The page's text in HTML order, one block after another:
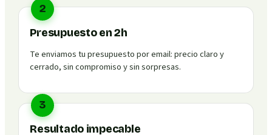
2
Presupuesto en 2h
Te enviamos tu presupuesto por email: precio claro y
cerrado, sin compromiso y sin sorpresas.
3
Resultado impecable